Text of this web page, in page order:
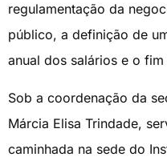
regulamentação da
público, a definição de
anual dos salários e o
Sob a coordenação da
Márcia Elisa Trindade,
caminhada na sede do